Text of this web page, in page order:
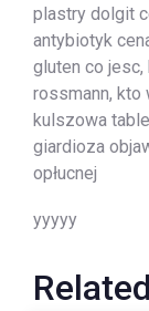
plastry dolgit
antybiotyk
gluten co jesc,
rossmann, kto
kulszowa
giardioza
opłucnej
yyyyy